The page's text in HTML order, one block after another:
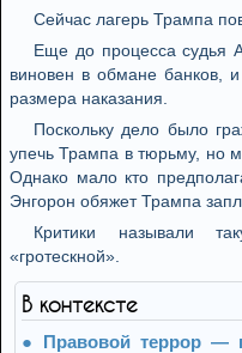
Сейчас лагерь Трампа
Еще до процесса судья
виновен в обмане банков,
размера наказания.
Поскольку дело было
упечь Трампа в тюрьму, но
Однако мало кто
Энгорон обяжет Трампа
Критики называли
«гротескной».
В контексте
Правовой террор —